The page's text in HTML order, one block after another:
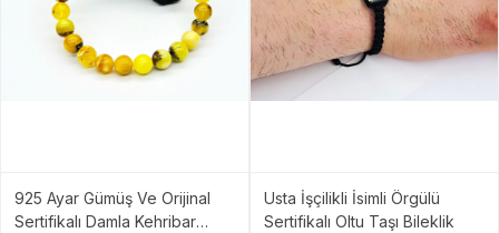
925 Ayar Gümüş Ve Orijinal
Sertifikalı Damla Kehribar
Usta İşçilikli İsimli Örgülü
Sertifikalı Oltu Taşı Bileklik